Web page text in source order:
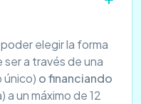
elegir la forma
a través de una
único) o financiando
un máximo de 12